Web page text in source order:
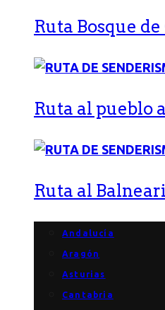
Ruta Bosque
Ruta al pueblo
Ruta al
Andalucía
Aragón
Asturias
Cantabria